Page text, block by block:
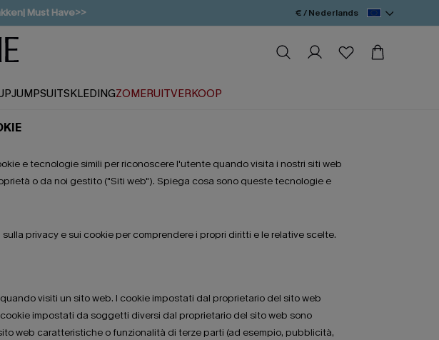
Must Have>>
korting>>
SW15
€ / Nederlands
JUMPSUITSKLEDINGZOMERUITVERKOOP
e tecnologie simili per riconoscere l'utente quando visita i nostri siti web
o da noi gestito ("Siti web"). Spiega cosa sono queste tecnologie e
privacy e sui cookie per comprendere i propri diritti e le relative scelte.
visiti un sito web. I cookie impostati dal proprietario del sito web
impostati da soggetti diversi dal proprietario del sito web sono
web caratteristiche o funzionalità di terze parti (ad esempio, pubblicità,